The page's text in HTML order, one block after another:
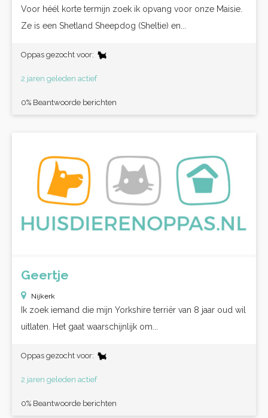
Voor héél korte termijn zoek ik opvang voor onze Maisie.
Ze is een Shetland Sheepdog (Sheltie) en...
Oppas gezocht voor:
2 jaren geleden actief
0% Beantwoorde berichten
Geertje
Nijkerk
Ik zoek iemand die mijn Yorkshire terriër van 8 jaar oud wil
uitlaten. Het gaat waarschijnlijk om...
Oppas gezocht voor:
2 jaren geleden actief
0% Beantwoorde berichten